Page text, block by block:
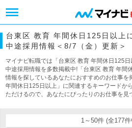
台東区 教育 年間休日125日以上
中途採用情報＜8/7（金）更新＞
マイナビ転職では「台東区 教育 年間休日125
中途採用情報を多数掲載中!「台東区 教育 年間
情報を探しているあなたにおすすめのお仕事を
年間休日125日以上」に関連するキーワードか
ただけるので、あなたにぴったりのお仕事を見
1～50件 (全177